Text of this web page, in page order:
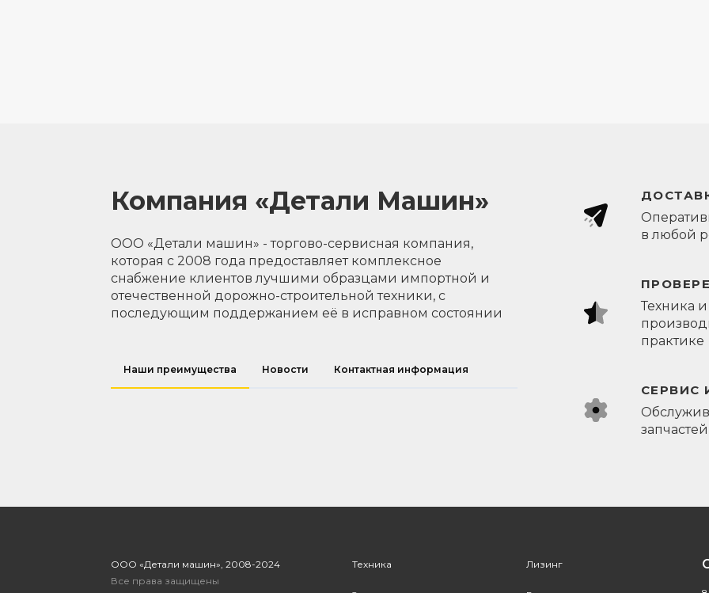
Компания «Детали Машин»
ООО «Детали машин» - торгово-сервисная компания,
которая с 2008 года предоставляет комплексное
снабжение клиентов лучшими образцами импортной и
отечественной дорожно-строительной техники, с
последующим поддержанием её в исправном состоянии
Наши преимущества Новости Контактная информация
в любой
Техника
практике
СЕРВИС
ООО «Детали машин», 2008-2024
Все права защищены
Техника Лизинг